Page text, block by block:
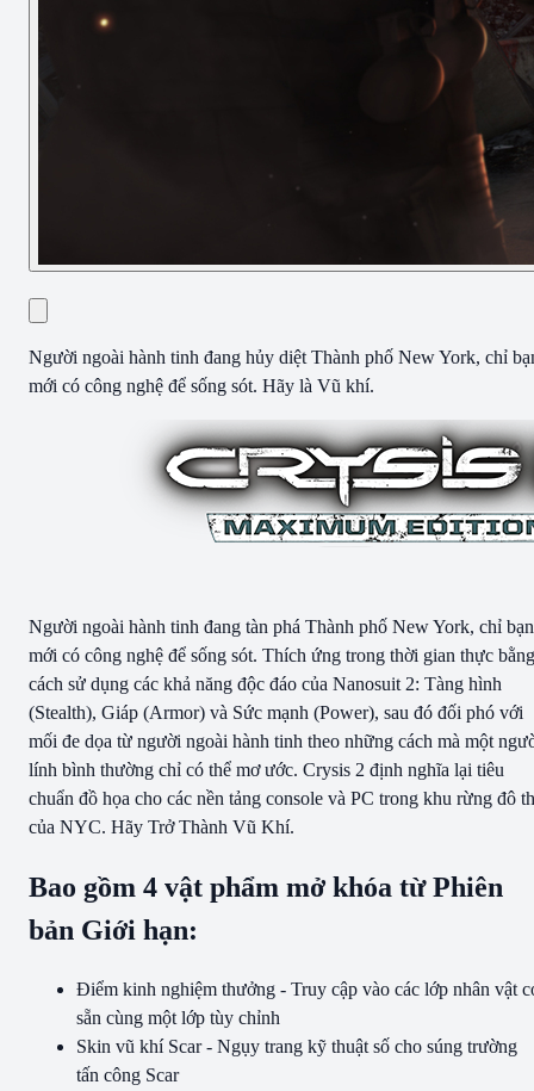
Người ngoài hành tinh đang hủy diệt Thành phố New York, chỉ
mới có công nghệ để sống sót. Hãy là Vũ khí.
Người ngoài hành tinh đang tàn phá Thành phố New York, chỉ bạn
mới có công nghệ để sống sót. Thích ứng trong thời gian thực bằng
cách sử dụng các khả năng độc đáo của Nanosuit 2: Tàng hình
(Stealth), Giáp (Armor) và Sức mạnh (Power), sau đó đối phó với
mối đe dọa từ người ngoài hành tinh theo những cách mà một
lính bình thường chỉ có thể mơ ước. Crysis 2 định nghĩa lại tiêu
chuẩn đồ họa cho các nền tảng console và PC trong khu rừng đô
của NYC. Hãy Trở Thành Vũ Khí.
Bao gồm 4 vật phẩm mở khóa từ Phiên
bản Giới hạn:
Điểm kinh nghiệm thưởng - Truy cập vào các lớp nhân vật
sẵn cùng một lớp tùy chỉnh
Skin vũ khí Scar - Ngụy trang kỹ thuật số cho súng trường
tấn công Scar